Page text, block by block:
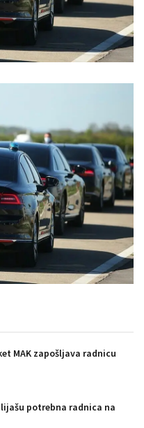
MAK zapošljava radnicu
potrebna radnica na